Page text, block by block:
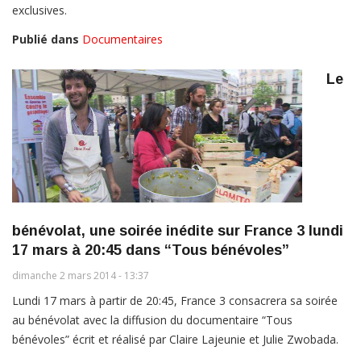
exclusives.
Publié dans Documentaires
Le
bénévolat, une soirée inédite sur France 3 lundi
17 mars à 20:45 dans “Tous bénévoles”
dimanche 2 mars 2014 - 13:37
Lundi 17 mars à partir de 20:45, France 3 consacrera sa soirée
au bénévolat avec la diffusion du documentaire “Tous
bénévoles” écrit et réalisé par Claire Lajeunie et Julie Zwobada.